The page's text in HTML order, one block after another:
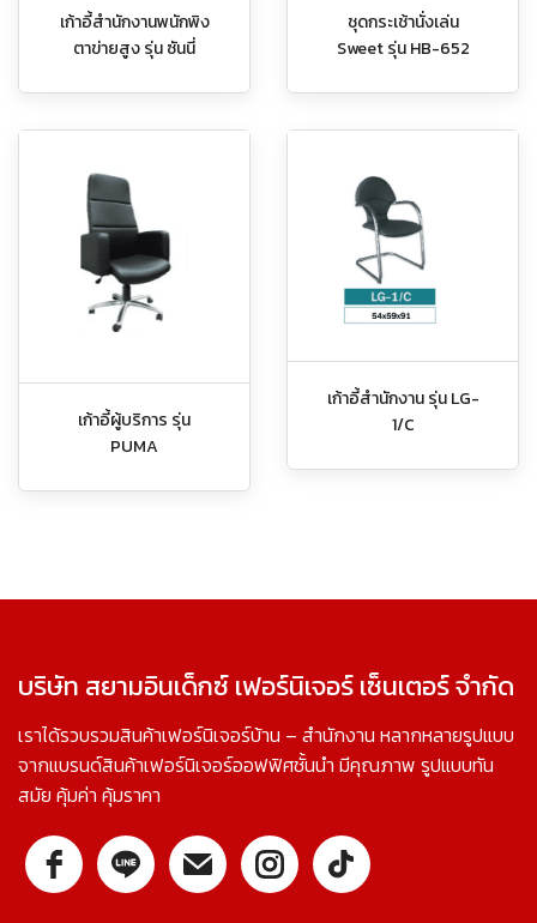
เก้าอี้สำนักงานพนักพิง
ตาข่ายสูง รุ่น ซันนี่
ชุดกระเช้านั่งเล่น
Sweet รุ่น HB-652
เก้าอี้ผู้บริการ รุ่น
PUMA
เก้าอี้สำนักงาน รุ่น LG-
1/C
บริษัท สยามอินเด็กซ์ เฟอร์นิเจอร์ เซ็นเตอร์ จำกัด
เราได้รวบรวมสินค้าเฟอร์นิเจอร์บ้าน – สำนักงาน หลากหลายรูปแบบ
จากแบรนด์สินค้าเฟอร์นิเจอร์ออฟฟิศชั้นนำ มีคุณภาพ รูปแบบทัน
สมัย คุ้มค่า คุ้มราคา